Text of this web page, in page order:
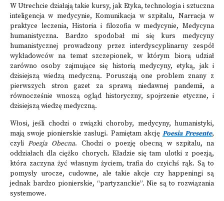
W Utrechcie działają takie kursy, jak Etyka, technologia i sztuczna
inteligencja w medycynie, Komunikacja w szpitalu, Narracja w
praktyce leczenia, Historia i filozofia w medycynie, Medycyna
humanistyczna. Bardzo spodobał mi się kurs medycyny
humanistycznej prowadzony przez interdyscyplinarny zespół
wykładowców na temat szczepionek, w którym biorą udział
zarówno osoby zajmujące się historią medycyny, etyką, jak i
dzisiejszą wiedzą medyczną. Poruszają one problem znany z
pierwszych stron gazet za sprawą niedawnej pandemii, a
równocześnie wnoszą ogląd historyczny, spojrzenie etyczne, i
dzisiejszą wiedzę medyczną.
Włosi, jeśli chodzi o związki choroby, medycyny, humanistyki,
mają swoje pionierskie zasługi. Pamiętam akcję Poesia Presente,
czyliPoezja Obecna. Chodzi o poezję obecną w szpitalu, na
oddziałach dla ciężko chorych. Kładzie się tam ulotki z poezją,
która zaczyna żyć własnym życiem, trafia do czyichś rąk. Są to
pomysły urocze, cudowne, ale takie akcje czy happeningi są
jednak bardzo pionierskie, “partyzanckie”. Nie są to rozwiązania
systemowe.